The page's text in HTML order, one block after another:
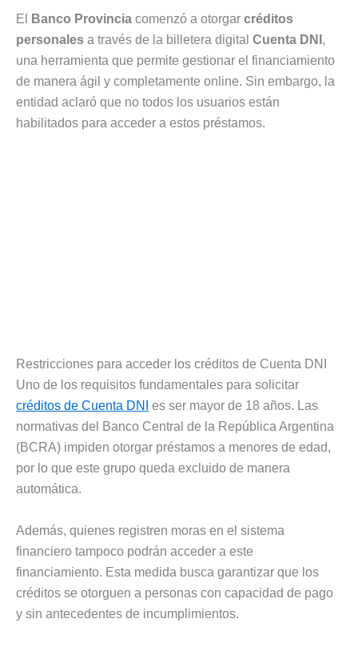
El Banco Provincia comenzó a otorgar créditos
personales a través de la billetera digital Cuenta DNI ,
una herramienta que permite gestionar el financiamiento
de manera ágil y completamente online. Sin embargo, la
entidad aclaró que no todos los usuarios están
habilitados para acceder a estos préstamos.
Restricciones para acceder los créditos de Cuenta DNI
Uno de los requisitos fundamentales para solicitar
créditos de Cuenta DNI
es ser mayor de 18 años. Las
normativas del Banco Central de la República Argentina
(BCRA) impiden otorgar préstamos a menores de edad,
por lo que este grupo queda excluido de manera
automática.
Además, quienes registren moras en el sistema
financiero tampoco podrán acceder a este
financiamiento. Esta medida busca garantizar que los
créditos se otorguen a personas con capacidad de pago
y sin antecedentes de incumplimientos.